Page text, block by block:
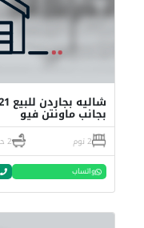
بجانب ماونتن فيو
2 نوم 2 حمام
واتساب